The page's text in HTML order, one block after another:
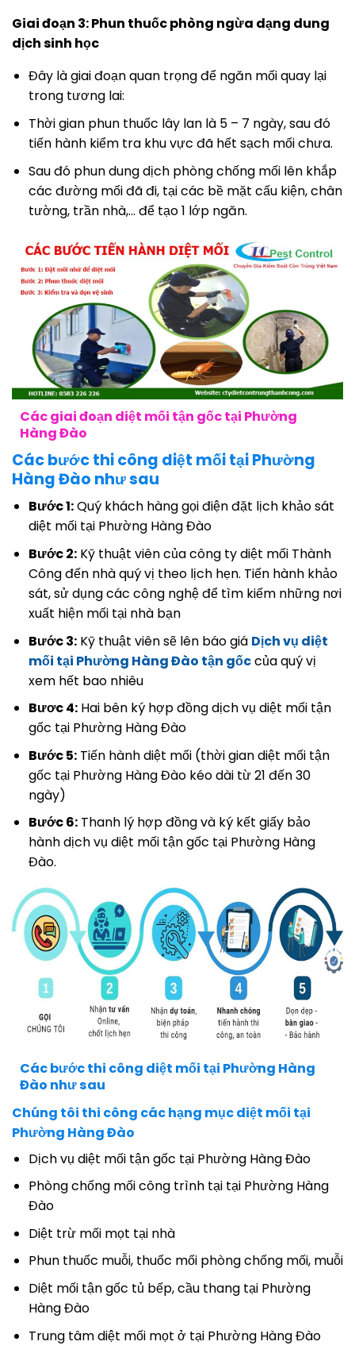
Giai đoạn 3: Phun thuốc phòng ngừa dạng dung
dịch sinh học
Đây là giai đoạn quan trọng để ngăn mối quay lại
trong tương lai:
Thời gian phun thuốc lây lan là 5 – 7 ngày, sau đó
tiến hành kiểm tra khu vực đã hết sạch mối chưa.
Sau đó phun dung dịch phòng chống mối lên khắp
các đường mối đã đi, tại các bề mặt cấu kiện, chân
tường, trần nhà,… để tạo 1 lớp ngăn.
Các giai đoạn diệt mối tận gốc tại Phường
Hàng Đào
Các bước thi công diệt mối tại Phường
Hàng Đào như sau
Bước 1:Quý khách hàng gọi điện đặt lịch khảo sát
diệt mối tại Phường Hàng Đào
Bước 2:Kỹ thuật viên của công ty diệt mối Thành
Công đến nhà quý vị theo lịch hẹn. Tiến hành khảo
sát, sử dụng các công nghệ để tìm kiếm những nơi
xuất hiện mối tại nhà bạn
Bước 3:Kỹ thuật viên sẽ lên báo giá Dịch vụ diệt
mối tại Phường Hàng Đào tận gốccủa quý vị
xem hết bao nhiêu
Bươc 4:Hai bên ký hợp đồng dịch vụ diệt mối tận
gốc tại Phường Hàng Đào
Bước 5:Tiến hành diệt mối (thời gian diệt mối tận
gốc tại Phường Hàng Đào kéo dài từ 21 đến 30
ngày)
Bước 6:Thanh lý hợp đồng và ký kết giấy bảo
hành dịch vụ diệt mối tận gốc tại Phường Hàng
Đào.
Các bước thi công diệt mối tại Phường Hàng
Đào như sau
Chúng tôi thi công các hạng mục diệt mối tại
Phường Hàng Đào
Dịch vụ diệt mối tận gốc tại Phường Hàng Đào
Phòng chống mối công trình tại tại Phường Hàng
Đào
Diệt trừ mối mọt tại nhà
Phun thuốc muỗi, thuốc mối phòng chống mối, muỗi
Diệt mối tận gốc tủ bếp, cầu thang tại Phường
Hàng Đào
Trung tâm diệt mối mọt ở tại Phường Hàng Đào